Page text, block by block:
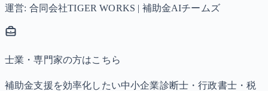
運営: 合同会社TIGER WORKS | 補助金AIチームズ
士業・専門家の方はこちら
補助金支援を効率化したい中小企業診断士・行政書士・税